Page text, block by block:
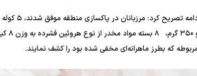
که بطرز ماهرانه‌ای مخفی شده بود را کشف نمایند.